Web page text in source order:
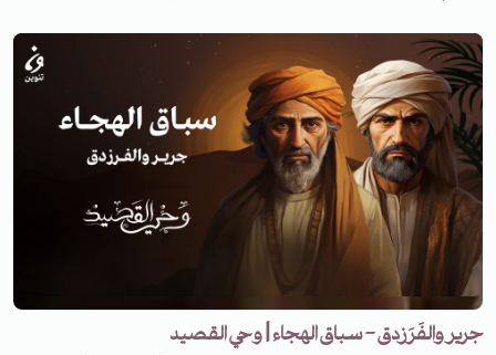
جرير والفَرَزدق - سباق الهجاء | وحي القصيد